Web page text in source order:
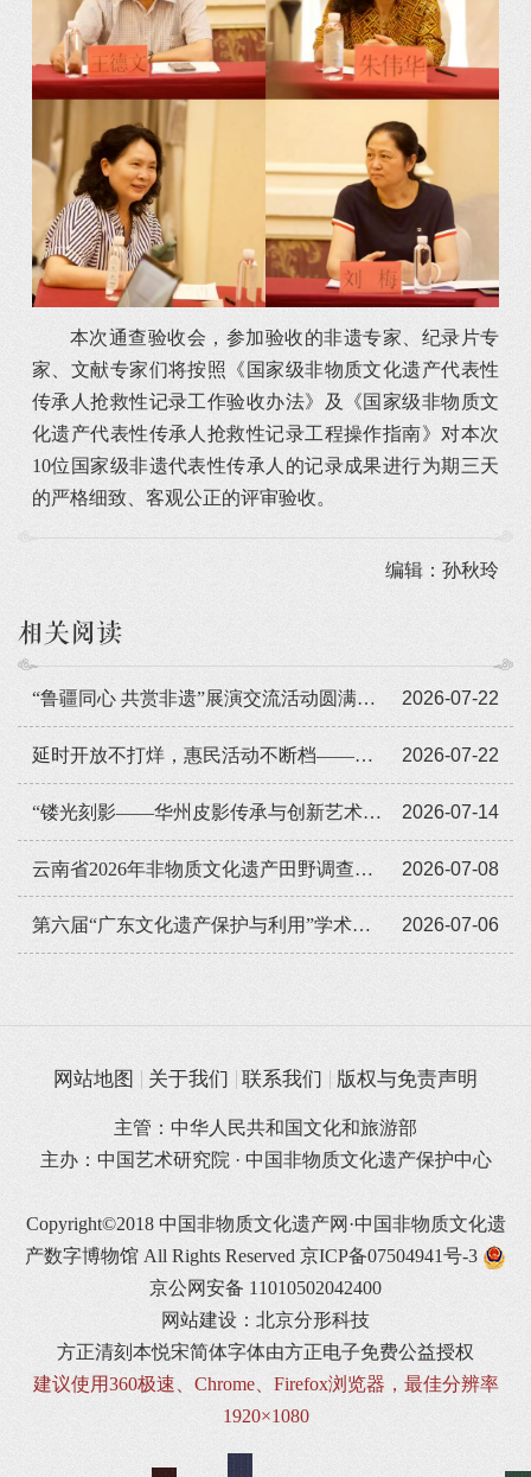
本次通查验收会，参加验收的非遗专家、纪录片专
家、文献专家们将按照《国家级非物质文化遗产代表性
传承人抢救性记录工作验收办法》及《国家级非物质文
化遗产代表性传承人抢救性记录工程操作指南》对本次
10位国家级非遗代表性传承人的记录成果进行为期三天
的严格细致、客观公正的评审验收。
编辑：孙秋玲
相关阅读
2026-07-22
“鲁疆同心 共赏非遗”展演交流活动圆满闭幕
2026-07-22
延时开放不打烊，惠民活动不断档——广东省非遗馆暑期人气旺
2026-07-14
“镂光刻影——华州皮影传承与创新艺术展览”全国巡展走进遵义
2026-07-08
云南省2026年非物质文化遗产田野调查培训班举办
2026-07-06
第六届“广东文化遗产保护与利用”学术座谈会在穗举办
网站地图 关于我们 联系我们 版权与免责声明
主管：中华人民共和国文化和旅游部
主办：中国艺术研究院 · 中国非物质文化遗产保护中心
Copyright©2018 中国非物质文化遗产网·中国非物质文化遗
产数字博物馆 All Rights Reserved 京ICP备07504941号-3
京公网安备 11010502042400
网站建设：北京分形科技
方正清刻本悦宋简体字体由方正电子免费公益授权
建议使用360极速、Chrome、Firefox浏览器，最佳分辨率
1920×1080